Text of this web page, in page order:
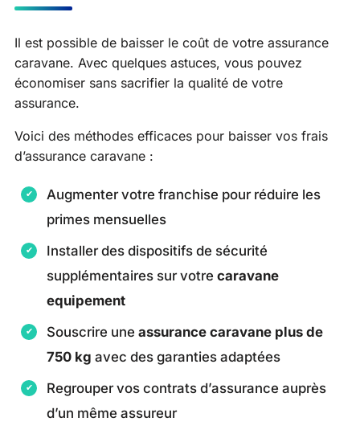
Il est possible de baisser le coût de votre assurance
caravane. Avec quelques astuces, vous pouvez
économiser sans sacrifier la qualité de votre
assurance.
Voici des méthodes efficaces pour baisser vos frais
d’assurance caravane :
Augmenter votre franchise pour réduire les
primes mensuelles
Installer des dispositifs de sécurité
supplémentaires sur votre caravane
equipement
Souscrire une assurance caravane plus de
750 kg avec des garanties adaptées
Regrouper vos contrats d’assurance auprès
d’un même assureur